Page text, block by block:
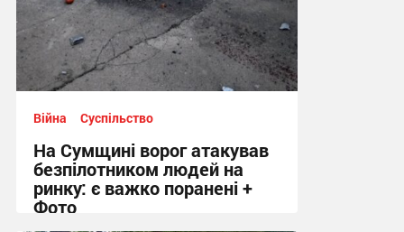
Війна Суспільство
На Сумщині ворог атакував
безпілотником людей на
ринку: є важко поранені +
Фото